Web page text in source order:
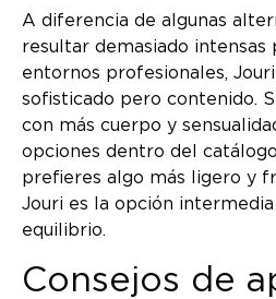
A diferencia de algunas
resultar demasiado intensas
entornos profesionales,
sofisticado pero contenido.
con más cuerpo y
opciones dentro del
prefieres algo más ligero y
Jouri es la opción
equilibrio.
Consejos de